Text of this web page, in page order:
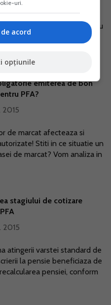
despre posibilitataea
unor conditii, in paralel cu
CIM sau somer. Avem insa
emiterea de bon
PFA?
2015
de marcat afecteaza si
Stiti in ce situatie un
de marcat? Vom analiza in
stagiului de cotizare
2015
atingerii varstei standard de
la pensie beneficiaza de
pensiei, conform
uri.
acord
opțiunile